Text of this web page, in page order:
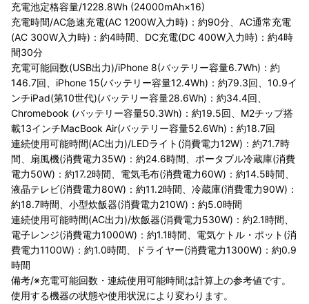
充電池定格容量/1228.8Wh (24000mAh×16)
充電時間/AC急速充電(AC 1200W入力時)：約90分、AC通常充電
(AC 300W入力時)：約4時間、DC充電(DC 400W入力時)：約4時
間30分
充電可能回数(USB出力)/iPhone 8(バッテリー容量6.7Wh)：約
146.7回、iPhone 15(バッテリー容量12.4Wh)：約79.3回、10.9イ
ンチiPad(第10世代)(バッテリー容量28.6Wh)：約34.4回、
Chromebook (バッテリー容量50.3Wh)：約19.5回、M2チップ搭
載13インチMacBook Air(バッテリー容量52.6Wh)：約18.7回
連続使用可能時間(AC出力)/LEDライト(消費電力12W)：約71.7時
間、扇風機(消費電力35W)：約24.6時間、ポータブル冷蔵庫(消費
電力50W)：約17.2時間、電気毛布(消費電力60W)：約14.5時間、
液晶テレビ(消費電力80W)：約11.2時間、冷蔵庫(消費電力90W)：
約18.7時間、小型炊飯器(消費電力210W)：約5.0時間
連続使用可能時間(AC出力)/炊飯器(消費電力530W)：約2.1時間、
電子レンジ(消費電力1000W)：約1.1時間、電気ケトル・ポット(消
費電力1100W)：約1.0時間、ドライヤー(消費電力1300W)：約0.9
時間
備考/※充電可能回数・連続使用可能時間は計算上の参考値です。
使用する機器の状態や使用状況により変わります。